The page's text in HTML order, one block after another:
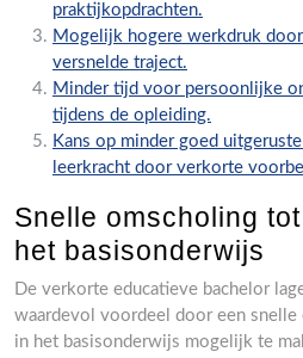
praktijkopdrachten.
Mogelijk hogere werkdruk
versnelde traject.
Minder tijd voor persoonlijke
tijdens de opleiding.
Kans op minder goed
leerkracht door verkorte
Snelle omscholing
het basisonderwijs
De verkorte educatieve bachelor
waardevol voordeel door een
in het basisonderwijs mogelijk te